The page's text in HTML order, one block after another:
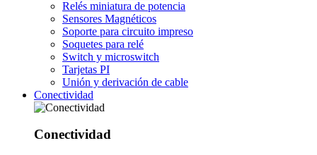
Relés miniatura de potencia
Sensores Magnéticos
Soporte para circuito impreso
Soquetes para relé
Switch y microswitch
Tarjetas PI
Unión y derivación de cable
Conectividad
Conectividad